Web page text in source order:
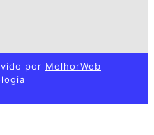
por MelhorWeb